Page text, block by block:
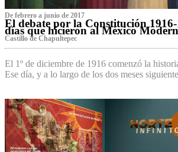
De febrero a junio de 2017
El debate por la Constitución
días que hicieron al México
Castillo de Chapultepec
El 1º de diciembre de 1916 comenzó la
Ese día, y a lo largo de los dos meses